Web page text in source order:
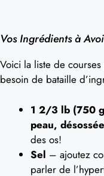
Vos Ingrédients à
Voici la liste de
besoin de bataille
1 2/3 lb (750
peau,
des os!
Sel – ajoutez
parler de